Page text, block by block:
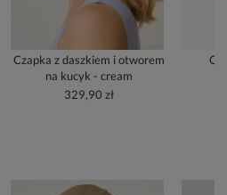
Czapka z daszkiem i otworem
na kucyk - cream
329,90 zł